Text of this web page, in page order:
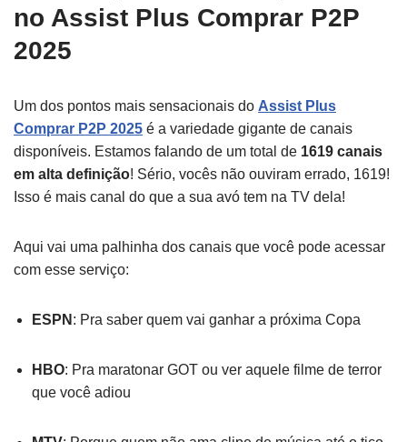
no Assist Plus Comprar P2P
2025
Um dos pontos mais sensacionais do Assist Plus
Comprar P2P 2025 é a variedade gigante de canais
disponíveis. Estamos falando de um total de 1619 canais
em alta definição! Sério, vocês não ouviram errado, 1619!
Isso é mais canal do que a sua avó tem na TV dela!
Aqui vai uma palhinha dos canais que você pode acessar
com esse serviço:
ESPN : Pra saber quem vai ganhar a próxima Copa
HBO: Pra maratonar GOT ou ver aquele filme de terror
que você adiou